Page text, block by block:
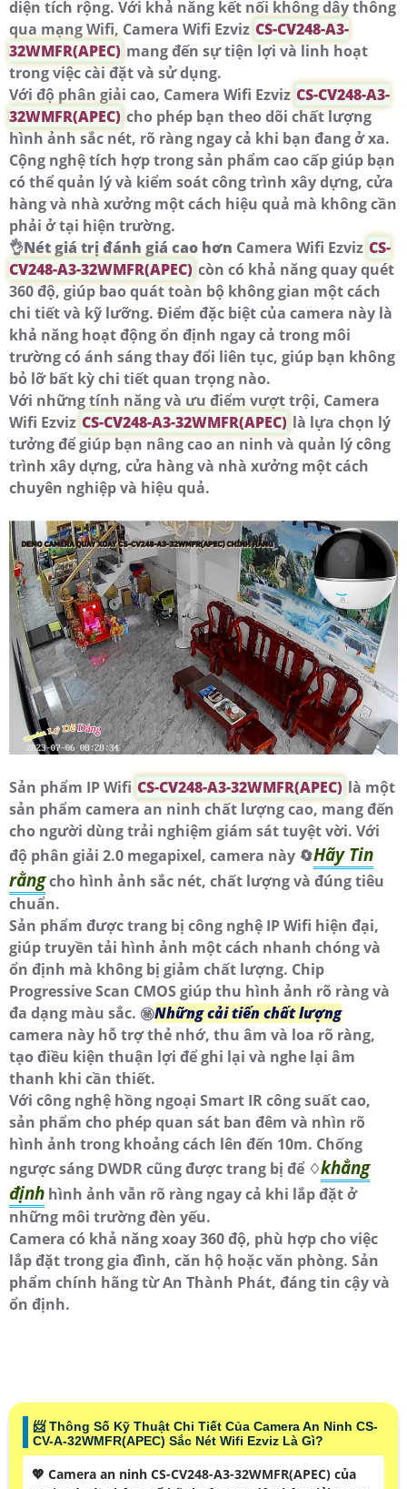
diện tích rộng. Với khả năng kết nối không dây thông
qua mạng Wifi, Camera Wifi Ezviz CS-CV248-A3-
32WMFR(APEC) mang đến sự tiện lợi và linh hoạt
trong việc cài đặt và sử dụng.
Với độ phân giải cao, Camera Wifi Ezviz CS-CV248-A3-
32WMFR(APEC) cho phép bạn theo dõi chất lượng
hình ảnh sắc nét, rõ ràng ngay cả khi bạn đang ở xa.
Cộng nghệ tích hợp trong sản phẩm cao cấp giúp bạn
có thể quản lý và kiểm soát công trình xây dựng, cửa
hàng và nhà xưởng một cách hiệu quả mà không cần
phải ở tại hiện trường.
👌Nét giá trị đánh giá cao hơn Camera Wifi Ezviz CS-
CV248-A3-32WMFR(APEC) còn có khả năng quay quét
360 độ, giúp bao quát toàn bộ không gian một cách
chi tiết và kỹ lưỡng. Điểm đặc biệt của camera này là
khả năng hoạt động ổn định ngay cả trong môi
trường có ánh sáng thay đổi liên tục, giúp bạn không
bỏ lỡ bất kỳ chi tiết quan trọng nào.
Với những tính năng và ưu điểm vượt trội, Camera
Wifi Ezviz CS-CV248-A3-32WMFR(APEC) là lựa chọn lý
tưởng để giúp bạn nâng cao an ninh và quản lý công
trình xây dựng, cửa hàng và nhà xưởng một cách
chuyên nghiệp và hiệu quả.
Sản phẩm IP Wifi CS-CV248-A3-32WMFR(APEC) là một
sản phẩm camera an ninh chất lượng cao, mang đến
cho người dùng trải nghiệm giám sát tuyệt vời. Với
độ phân giải 2.0 megapixel, camera này 🔄Hãy Tin
rằngcho hình ảnh sắc nét, chất lượng và đúng tiêu
chuẩn.
Sản phẩm được trang bị công nghệ IP Wifi hiện đại,
giúp truyền tải hình ảnh một cách nhanh chóng và
ổn định mà không bị giảm chất lượng. Chip
Progressive Scan CMOS giúp thu hình ảnh rõ ràng và
đa dạng màu sắc. ㊙️Những cải tiến chất lượng
camera này hỗ trợ thẻ nhớ, thu âm và loa rõ ràng,
tạo điều kiện thuận lợi để ghi lại và nghe lại âm
thanh khi cần thiết.
Với công nghệ hồng ngoại Smart IR công suất cao,
sản phẩm cho phép quan sát ban đêm và nhìn rõ
hình ảnh trong khoảng cách lên đến 10m. Chống
ngược sáng DWDR cũng được trang bị để ♢khẳng
định hình ảnh vẫn rõ ràng ngay cả khi lắp đặt ở
những môi trường đèn yếu.
Camera có khả năng xoay 360 độ, phù hợp cho việc
lắp đặt trong gia đình, căn hộ hoặc văn phòng. Sản
phẩm chính hãng từ An Thành Phát, đáng tin cậy và
ổn định.
📨 Thông Số Kỹ Thuật Chi Tiết Của Camera An Ninh CS-
CV-A-32WMFR(APEC) Sắc Nét Wifi Ezviz Là Gì?
💖 Camera an ninh CS-CV248-A3-32WMFR(APEC) của